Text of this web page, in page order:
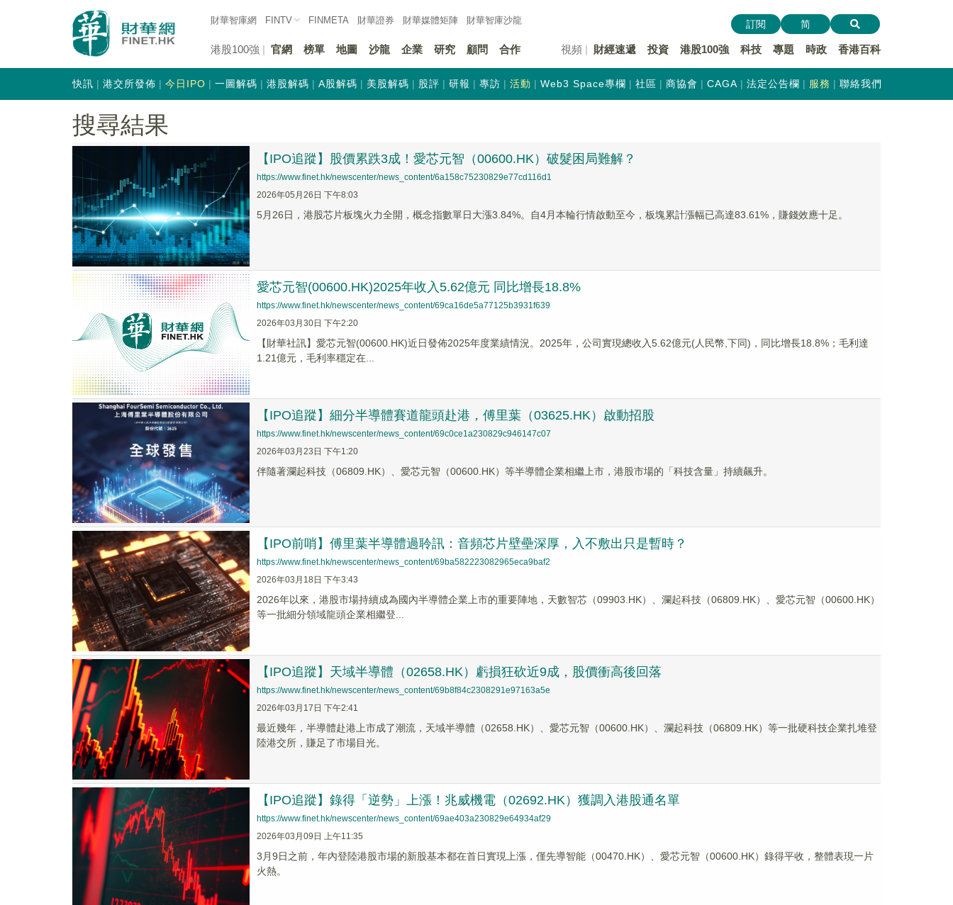
財華智庫網 FINTV FINMETA 財華證券 財華媒體矩陣 財華智庫沙龍
港股100強 官網 榜單 地圖 沙龍 企業 研究 顧問 合作 視頻 財經速遞 投資 港股100強 科技 專題 時政 香港百科
訂閱 简
快訊 港交所發佈 今日IPO 一圖解碼 港股解碼 A股解碼 美股解碼 股評 研報 專訪 活動 Web3 Space專欄 社區 商協會 CAGA 法定公告欄 服務 聯絡我們
搜尋結果
【IPO追蹤】股價累跌3成！愛芯元智（00600.HK）破髮困局難解？
https://www.finet.hk/newscenter/news_content/6a158c75230829e77cd116d1
2026年05月26日 下午8:03
5月26日，港股芯片板塊火力全開，概念指數單日大漲3.84%。自4月本輪行情啟動至今，板塊累計漲幅已高達83.61%，賺錢效應十足。
愛芯元智(00600.HK)2025年收入5.62億元 同比增長18.8%
https://www.finet.hk/newscenter/news_content/69ca16de5a77125b3931f639
2026年03月30日 下午2:20
【財華社訊】愛芯元智(00600.HK)近日發佈2025年度業績情況。2025年，公司實現總收入5.62億元(人民幣,下同)，同比增長18.8%；毛利達
1.21億元，毛利率穩定在...
【IPO追蹤】細分半導體賽道龍頭赴港，傅里葉（03625.HK）啟動招股
https://www.finet.hk/newscenter/news_content/69c0ce1a230829c946147c07
2026年03月23日 下午1:20
伴隨著瀾起科技（06809.HK）、愛芯元智（00600.HK）等半導體企業相繼上市，港股市場的「科技含量」持續飆升。
【IPO前哨】傅里葉半導體過聆訊：音頻芯片壁壘深厚，入不敷出只是暫時？
https://www.finet.hk/newscenter/news_content/69ba582223082965eca9baf2
2026年03月18日 下午3:43
2026年以來，港股市場持續成為國內半導體企業上市的重要陣地，天數智芯（09903.HK）、瀾起科技（06809.HK）、愛芯元智（00600.HK）
等一批細分領域龍頭企業相繼登...
【IPO追蹤】天域半導體（02658.HK）虧損狂砍近9成，股價衝高後回落
https://www.finet.hk/newscenter/news_content/69b8f84c2308291e97163a5e
2026年03月17日 下午2:41
最近幾年，半導體赴港上市成了潮流，天域半導體（02658.HK）、愛芯元智（00600.HK）、瀾起科技（06809.HK）等一批硬科技企業扎堆登
陸港交所，賺足了市場目光。
【IPO追蹤】錄得「逆勢」上漲！兆威機電（02692.HK）獲調入港股通名單
https://www.finet.hk/newscenter/news_content/69ae403a230829e64934af29
2026年03月09日 上午11:35
3月9日之前，年內登陸港股市場的新股基本都在首日實現上漲，僅先導智能（00470.HK）、愛芯元智（00600.HK）錄得平收，整體表現一片
火熱。